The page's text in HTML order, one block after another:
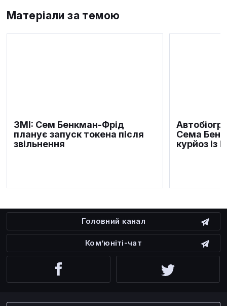
Матеріали за темою
ЗМІ: Сем Бенкман-Фрід
планує запуск токена після
звільнення
Сема
курйоз із
Головний канал
Ком’юніті-чат